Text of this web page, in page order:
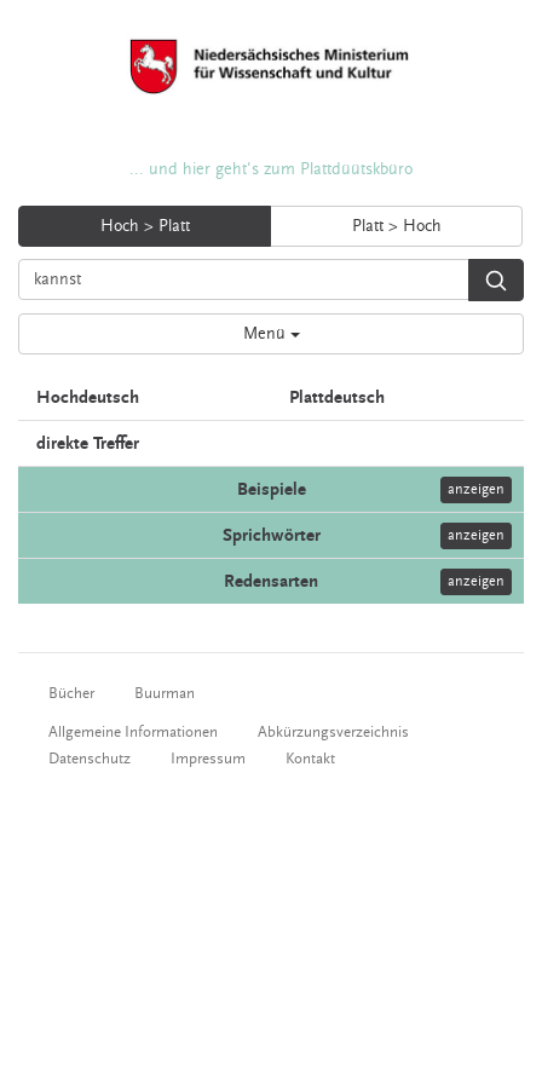
... und hier geht's zum Plattdüütskbüro
Hoch > Platt Platt > Hoch
Menü
Hochdeutsch Plattdeutsch
direkte Treffer
Beispiele anzeigen
Sprichwörter anzeigen
Redensarten anzeigen
Bücher Buurman
Allgemeine Informationen
Abkürzungsverzeichnis
Datenschutz
Impressum Kontakt